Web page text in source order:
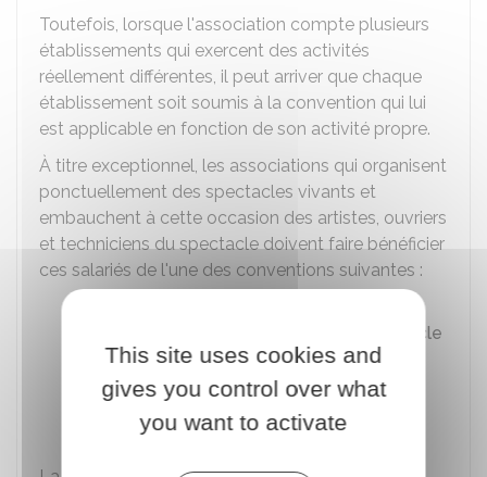
Toutefois, lorsque l'association compte plusieurs
établissements qui exercent des activités
réellement différentes, il peut arriver que chaque
établissement soit soumis à la convention qui lui
est applicable en fonction de son activité propre.
À titre exceptionnel, les associations qui organisent
ponctuellement des spectacles vivants et
embauchent à cette occasion des artistes, ouvriers
et techniciens du spectacle doivent faire bénéficier
ces salariés de l'une des conventions suivantes :
entreprises du secteur privé du spectacle
vivant
Convention collective nationale des
entreprises artistiques et culturelles
This site uses cookies and
gives you control over what
you want to activate